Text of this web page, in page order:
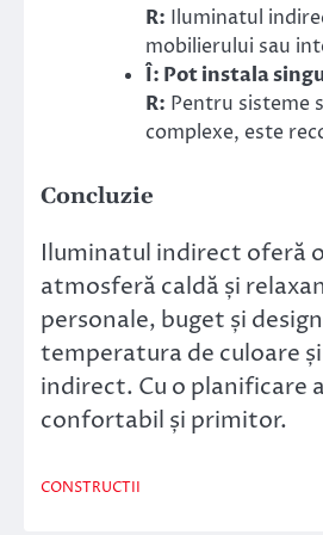
R: Iluminatul
mobilierului sau
Î: Pot instala
R: Pentru sisteme
complexe, este
Concluzie
Iluminatul indirect oferă
atmosferă caldă și
personale, buget și
temperatura de culoare
indirect. Cu o
confortabil și primitor.
CONSTRUCTII